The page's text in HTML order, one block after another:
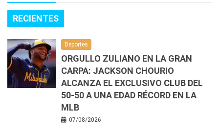
RECIENTES
Deportes
ORGULLO ZULIANO EN LA GRAN
CARPA: JACKSON CHOURIO
ALCANZA EL EXCLUSIVO CLUB DEL
50-50 A UNA EDAD RÉCORD EN LA
MLB
07/08/2026